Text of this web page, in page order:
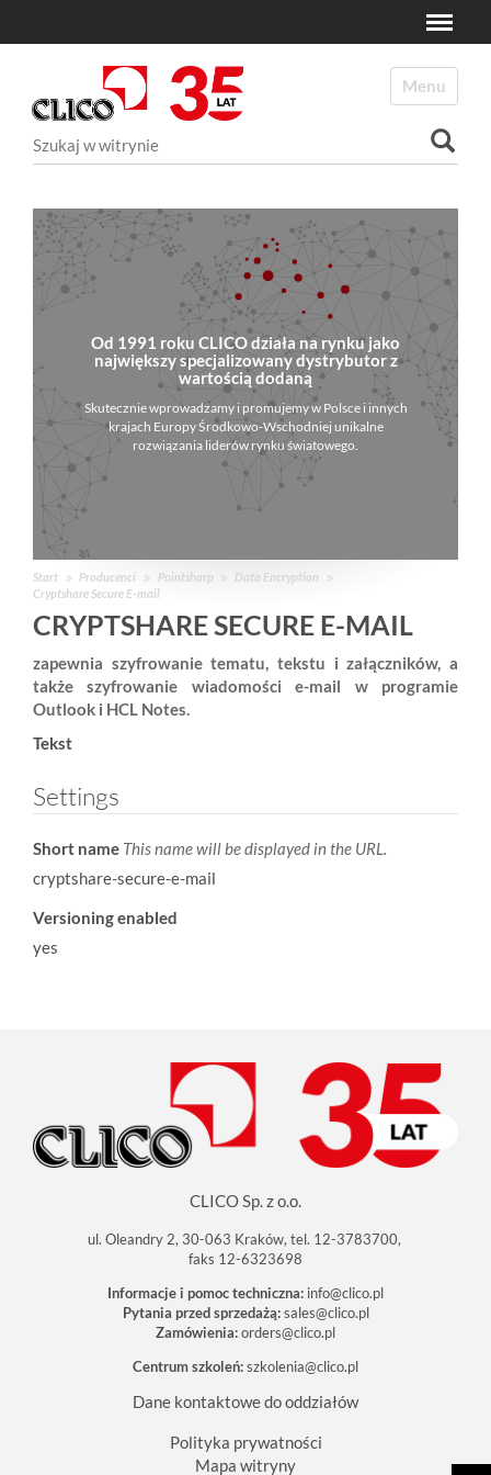
Toggle
Od 1991 roku CLICO działa na rynku jako
największy specjalizowany dystrybutor z
wartością dodaną
Skutecznie wprowadzamy i promujemy w Polsce i innych
krajach Europy Środkowo-Wschodniej unikalne
rozwiązania liderów rynku światowego.
Start Producenci Pointsharp
Data Encryption
Cryptshare Secure E-mail
CRYPTSHARE SECURE E-MAIL
zapewnia szyfrowanie tematu, tekstu i załączników, a
także szyfrowanie wiadomości e-mail w programie
Outlook i HCL Notes.
Tekst
Settings
Short name This name will be displayed in the URL.
cryptshare-secure-e-mail
Versioning enabled
yes
CLICO Sp. z o.o.
ul. Oleandry 2, 30-063 Kraków, tel. 12-3783700,
faks 12-6323698
Informacje i pomoc techniczna: info@clico.pl
Pytania przed sprzedażą: sales@clico.pl
Zamówienia:orders@clico.pl
Centrum szkoleń:szkolenia@clico.pl
Dane kontaktowe do oddziałów
Polityka prywatności
Mapa witryny